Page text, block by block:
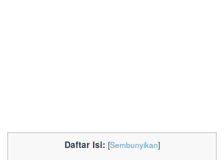
Daftar Isi: [Sembunyikan]